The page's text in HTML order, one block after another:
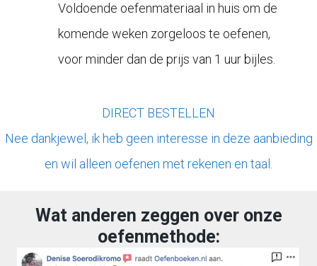
Voldoende oefenmateriaal in huis om de
komende weken zorgeloos te oefenen,
voor minder dan de prijs van 1 uur bijles.
DIRECT BESTELLEN
Nee dankjewel, ik heb geen interesse in deze aanbieding
en wil alleen oefenen met rekenen en taal.
Wat anderen zeggen over onze
oefenmethode: